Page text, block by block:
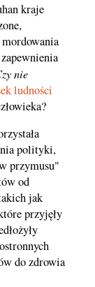
kraje
nie
ludności
polityki,
przymusu"
od
jak
przyjęły
do zdrowia